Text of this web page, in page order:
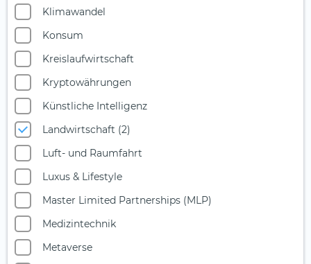
Klimawandel
Konsum
Kreislaufwirtschaft
Kryptowährungen
Künstliche Intelligenz
Landwirtschaft (2)
Luft- und Raumfahrt
Luxus & Lifestyle
Master Limited Partnerships (MLP)
Medizintechnik
Metaverse